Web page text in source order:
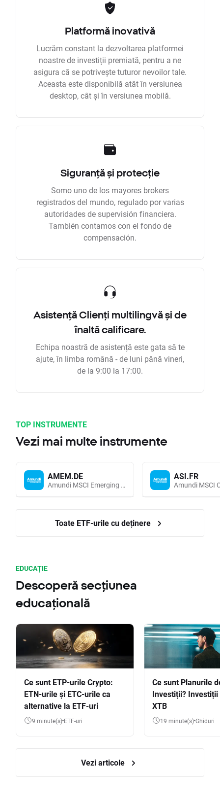
Platformă inovativă
Lucrăm constant la dezvoltarea platformei
noastre de investiții premiată, pentru a ne
asigura că se potrivește tuturor nevoilor tale.
Aceasta este disponibilă atât în versiunea
desktop, cât și în versiunea mobilă.
Siguranță și protecție
Somo uno de los mayores brokers
registrados del mundo, regulado por varias
autoridades de supervisión financiera.
También contamos con el fondo de
compensación.
Asistență Clienți multilingvă și de
înaltă calificare.
Echipa noastră de asistență este gata să te
ajute, în limba română - de luni până vineri,
de la 9:00 la 17:00.
TOP INSTRUMENTE
Vezi mai multe instrumente
AMEM.DE
Amundi MSCI Emerging Markets UCITS (Acc EUR)
ASI.FR
Toate ETF-urile cu deținere
EDUCAȚIE
Descoperă secțiunea
educațională
Ce sunt ETP-urile Crypto:
ETN-urile și ETC-urile ca
alternative la ETF-uri
9 minute(s) ETF-uri
Ce sunt Planurile
Investiții? Investiții
XTB
19 minute(s) Ghiduri
Vezi articole